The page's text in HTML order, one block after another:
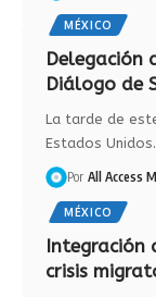
MÉXICO
Delegación
Diálogo de
La tarde de
Estados Unidos
Por All Access
MÉXICO
Integración
crisis